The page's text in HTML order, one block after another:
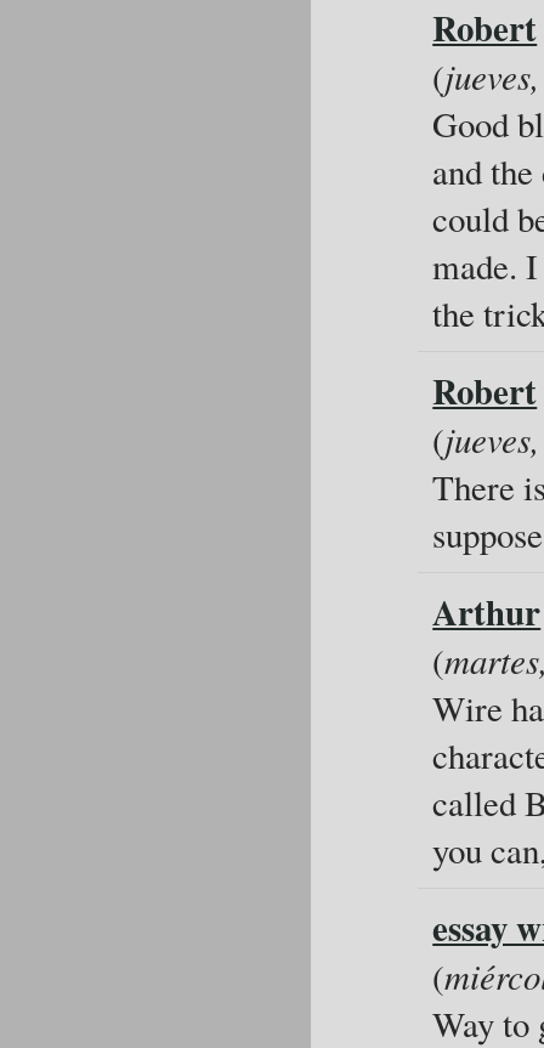
Robert
(
Good
and
could
made.
the
Robert
(
There
Arthur
(
Wire
called
you
essay
(
Way to